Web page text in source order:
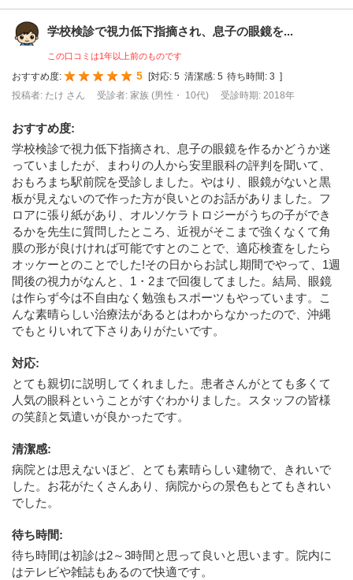
学校検診で視力低下指摘され、息子の眼鏡を...
この口コミは1年以上前のものです
おすすめ度: 5 対応: 5 清潔感: 5 待ち時間: 3
投稿者: たけ さん
受診者: 家族 (男性・ 10代) 受診時期: 2018年
おすすめ度:
学校検診で視力低下指摘され、息子の眼鏡を作るかどうか迷
っていましたが、まわりの人から安里眼科の評判を聞いて、
おもろまち駅前院を受診しました。やはり、眼鏡がないと黒
板が見えないので作った方が良いとのお話がありました。フ
ロアに張り紙があり、オルソケラトロジーがうちの子ができ
るかを先生に質問したところ、近視がそこまで強くなくて角
膜の形が良けければ可能ですとのことで、適応検査をしたら
オッケーとのことでした!その日からお試し期間でやって、1週
間後の視力がなんと、1・2まで回復してました。結局、眼鏡
は作らず今は不自由なく勉強もスポーツもやっています。こ
んな素晴らしい治療法があるとはわからなかったので、沖縄
でもとりいれて下さりありがたいです。
対応:
とても親切に説明してくれました。患者さんがとても多くて
人気の眼科ということがすぐわかりました。スタッフの皆様
の笑顔と気遣いが良かったです。
清潔感:
病院とは思えないほど、とても素晴らしい建物で、きれいで
した。お花がたくさんあり、病院からの景色もとてもきれい
でした。
待ち時間:
待ち時間は初診は2～3時間と思って良いと思います。院内に
はテレビや雑誌もあるので快適です。